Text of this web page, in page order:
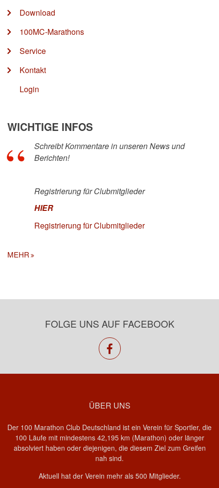
Download
100MC-Marathons
Service
Kontakt
Login
WICHTIGE INFOS
Schreibt Kommentare in unseren News und
Berichten!
Registrierung für Clubmitglieder
HIER
Registrierung für Clubmitglieder
MEHR
FOLGE UNS AUF FACEBOOK
facebook
ÜBER UNS
Der 100 Marathon Club Deutschland ist ein Verein für Sportler, die
100 Läufe mit mindestens 42,195 km (Marathon) oder länger
absolviert haben oder diejenigen, die diesem Ziel zum Greifen
nah sind.
Aktuell hat der Verein mehr als 500 Mitglieder.